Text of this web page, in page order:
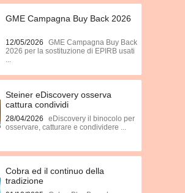
GME Campagna Buy Back 2026
12/05/2026
GME Campagna Buy Back
2026 per la sostituzione di EPIRB usati
Steiner eDiscovery osserva
cattura condividi
28/04/2026
eDiscovery il binocolo per
osservare, catturare e condividere ...
Cobra ed il continuo della
tradizione